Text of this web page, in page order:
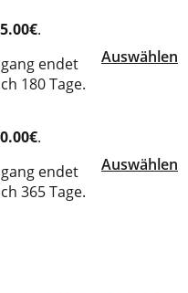
.
endet
180 Tage.
Auswählen
.
endet
365 Tage.
Auswählen